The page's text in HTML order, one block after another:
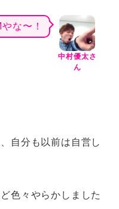
中村優太さ
ん
な〜！
自分も以前は自営し
色々やらかしました